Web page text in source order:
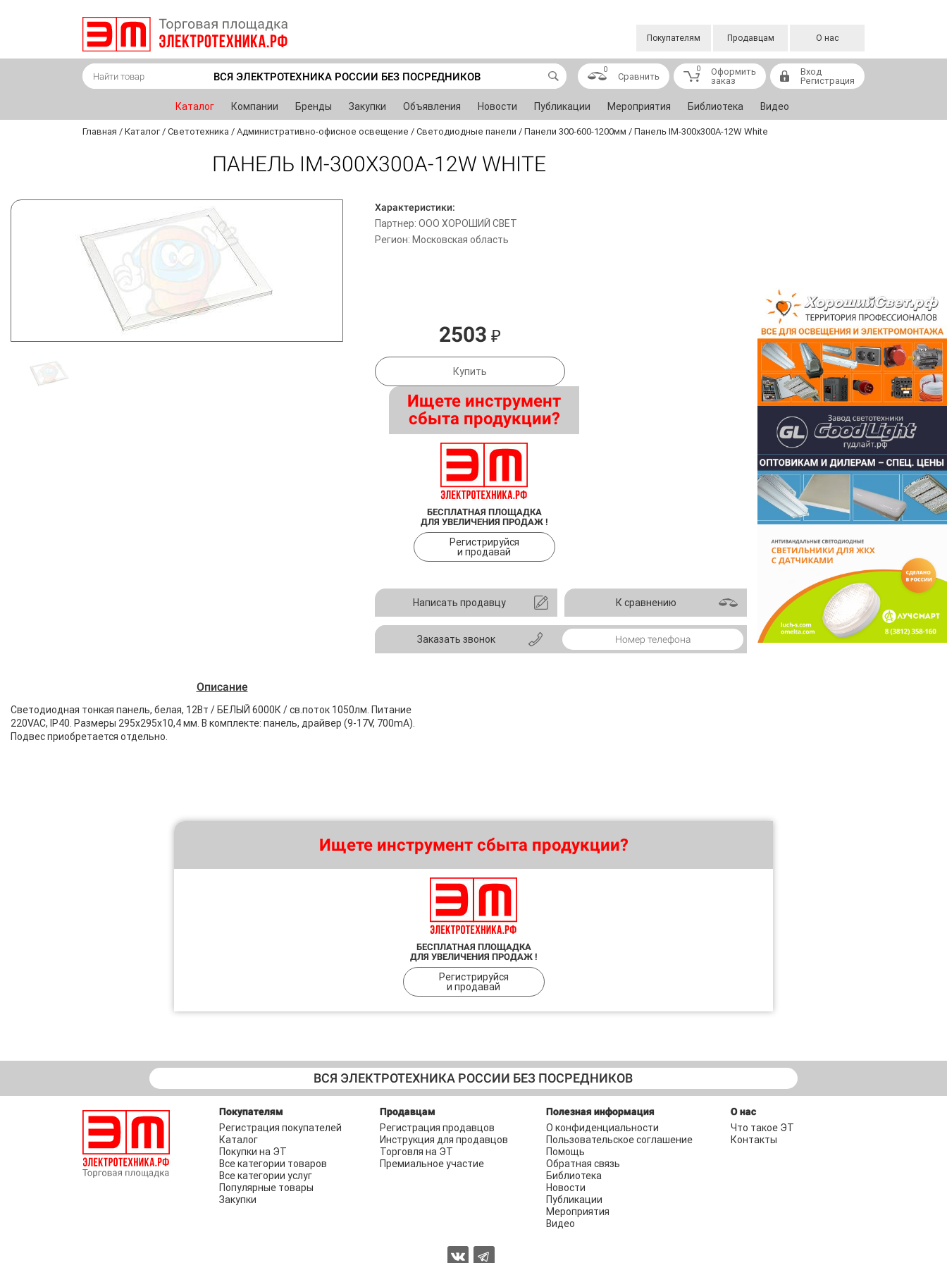
Покупателям Продавцам О нас
ВСЯ ЭЛЕКТРОТЕХНИКА РОССИИ БЕЗ ПОСРЕДНИКОВ
0
Сравнить
0
Оформить
заказ
Вход
Регистрация
Каталог Компании Бренды Закупки Объявления Новости Публикации Мероприятия Библиотека Видео
Главная / Каталог / Светотехника / Административно-офисное освещение / Светодиодные панели / Панели 300-600-1200мм / Панель IM-300x300A-12W White
ПАНЕЛЬ IM-300X300A-12W WHITE
Характеристики:
Партнер: ООО ХОРОШИЙ СВЕТ
Регион: Московская область
2503 ₽
Купить
Ищете инструмент
сбыта продукции?
БЕСПЛАТНАЯ ПЛОЩАДКА
ДЛЯ УВЕЛИЧЕНИЯ ПРОДАЖ !
Регистрируйся
и продавай
Написать продавцу К сравнению
Заказать звонок
Описание
Светодиодная тонкая панель, белая, 12Вт / БЕЛЫЙ 6000К / св.поток 1050лм. Питание
220VAC, IP40. Размеры 295х295х10,4 мм. В комплекте: панель, драйвер (9-17V, 700mA).
Подвес приобретается отдельно.
Ищете инструмент сбыта продукции?
БЕСПЛАТНАЯ ПЛОЩАДКА
ДЛЯ УВЕЛИЧЕНИЯ ПРОДАЖ !
Регистрируйся
и продавай
ВСЯ ЭЛЕКТРОТЕХНИКА РОССИИ БЕЗ ПОСРЕДНИКОВ
Покупателям
Регистрация покупателей
Каталог
Покупки на ЭТ
Все категории товаров
Все категории услуг
Популярные товары
Закупки
Продавцам
Регистрация продавцов
Инструкция для продавцов
Торговля на ЭТ
Премиальное участие
Полезная информация
О конфиденциальности
Пользовательское соглашение
Помощь
Обратная связь
Библиотека
Новости
Публикации
Мероприятия
Видео
О нас
Что такое ЭТ
Контакты